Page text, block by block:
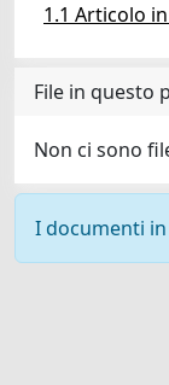
1.1 Articolo
File in questo
Non ci sono
I documenti